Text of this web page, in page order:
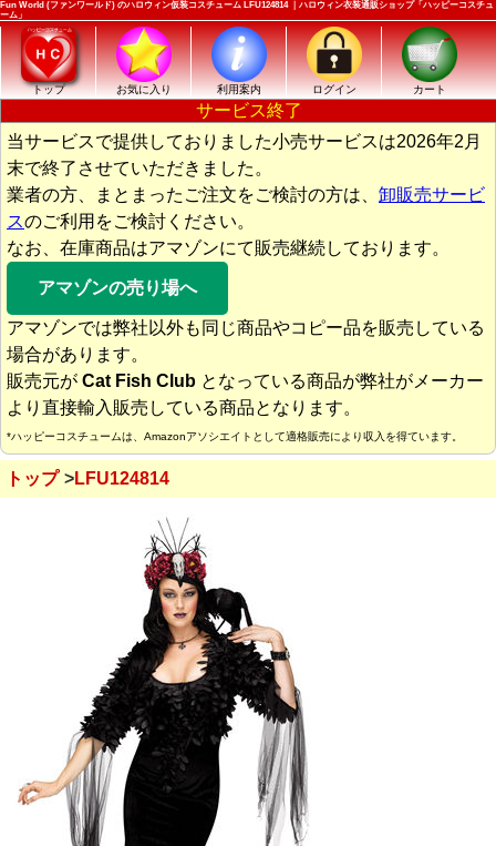
Fun World (ファンワールド) のハロウィン仮装コスチューム LFU124814 ｜ハロウィン衣装通販ショップ「ハッピーコスチュ
ーム」
トップ お気に入り 利用案内 ログイン カート
サービス終了
当サービスで提供しておりました小売サービスは2026年2月
末で終了させていただきました。
業者の方、まとまったご注文をご検討の方は、 卸販売サービ
スのご利用をご検討ください。
なお、在庫商品はアマゾンにて販売継続しております。
アマゾンの売り場へ
アマゾンでは弊社以外も同じ商品やコピー品を販売している
場合があります。
販売元が Cat Fish Club となっている商品が弊社がメーカー
より直接輸入販売している商品となります。
*ハッピーコスチュームは、Amazonアソシエイトとして適格販売により収入を得ています。
トップ LFU124814